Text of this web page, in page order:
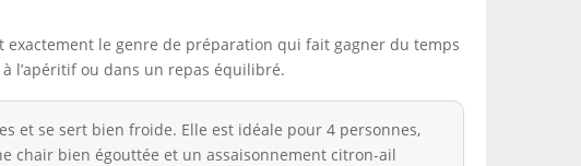
le genre de préparation qui fait gagner du temps
l’apéritif ou dans un repas équilibré.
et se sert bien froide. Elle est idéale pour 4 personnes,
chair bien égouttée et un assaisonnement citron-ail